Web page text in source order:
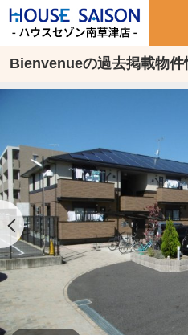
Bienvenueの過去掲載物件